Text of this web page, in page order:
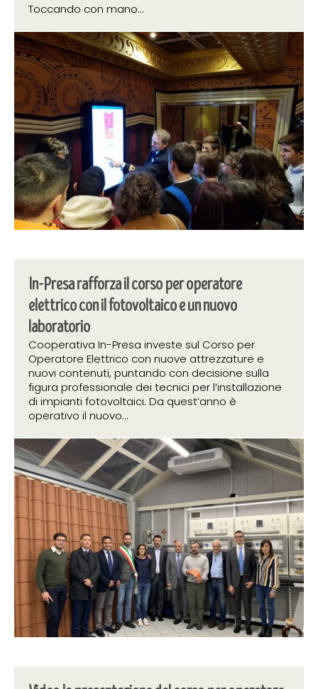
30 ottobre 2019
Toccando con mano...
29 ottobre 2019
In-Presa rafforza il corso per operatore
elettrico con il fotovoltaico e un nuovo
laboratorio
Cooperativa In-Presa investe sul Corso per
Operatore Elettrico con nuove attrezzature e
nuovi contenuti, puntando con decisione sulla
figura professionale dei tecnici per l’installazione
di impianti fotovoltaici. Da quest’anno è
operativo il nuovo...